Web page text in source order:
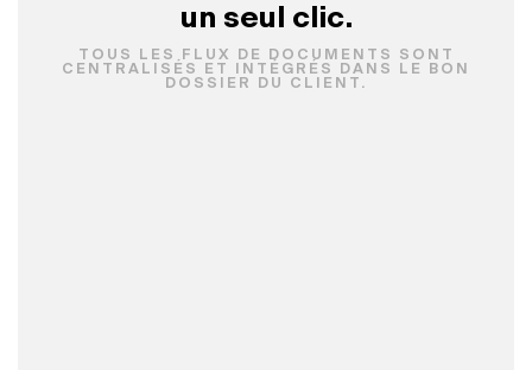
un seul clic.
TOUS LES FLUX DE DOCUMENTS SONT
CENTRALISÉS ET INTÉGRÉS DANS LE BON
DOSSIER DU CLIENT.